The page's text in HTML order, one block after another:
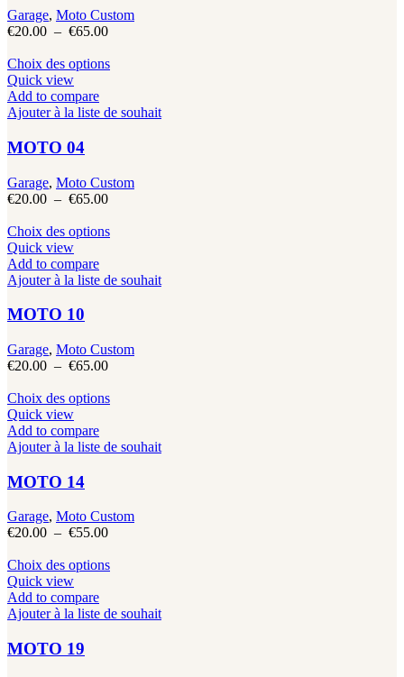
peuvent
être
sur
la
du
produit
Garage, Moto Custom
€20.00 – €65.00Plage
prix :
€65.00
Choix des optionsCe
plusieurs
peuvent
être
la
du
produit
Quick view
Add to compare
Ajouter à la liste de souhait
MOTO 04
Garage, Moto Custom
€20.00 – €65.00Plage
prix :
€65.00
Choix des optionsCe
plusieurs
peuvent
être
sur
la
du
produit
Quick view
Add to compare
Ajouter à la liste de souhait
MOTO 10
Garage, Moto Custom
€20.00 – €65.00Plage
prix :
€65.00
Choix des optionsCe
plusieurs
peuvent
être
sur
la
du
produit
Quick view
Add to compare
Ajouter à la liste de souhait
MOTO 14
Garage, Moto Custom
€20.00 – €55.00Plage
prix :
€55.00
Choix des optionsCe
plusieurs
Quick view
Add to compare
Ajouter à la liste de souhait
MOTO 19